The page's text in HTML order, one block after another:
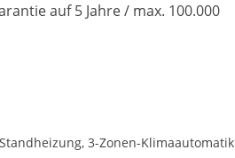
auf 5 Jahre / max. 100.000
Standheizung, 3-Zonen-Klimaautomatik